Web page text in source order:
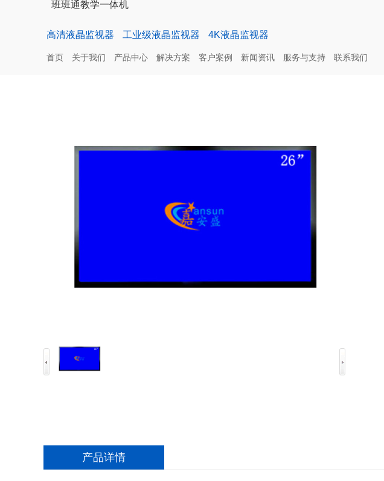
班班通教学一体机
高清液晶监视器 工业级液晶监视器 4K液晶监视器
首页 关于我们 产品中心 解决方案 客户案例 新闻资讯 服务与支持 联系我们
产品详情